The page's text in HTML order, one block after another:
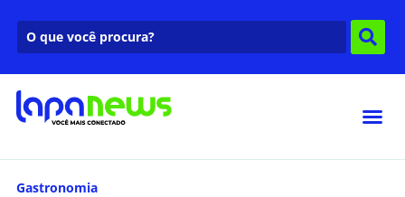
Gastronomia